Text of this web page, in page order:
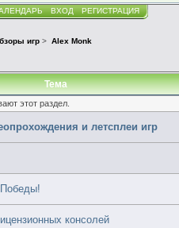
ВХОД РЕГИСТРАЦИЯ
игр > Alex Monk
Тема
этот раздел.
и летсплеи игр
консолей